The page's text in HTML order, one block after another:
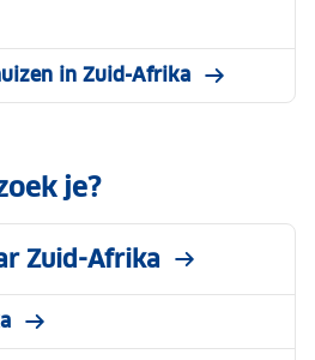
in Zuid-Afrika
je?
Zuid-Afrika